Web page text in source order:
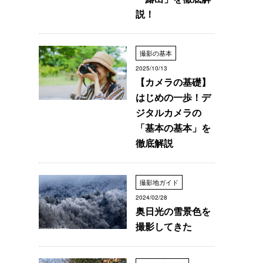
説！
撮影の基本
2025/10/13
【カメラの基礎】
はじめの一歩！デ
ジタルカメラの
「基本の基本」を
徹底解説
撮影地ガイド
2024/02/28
奥日光の雪景色を
撮影してきた